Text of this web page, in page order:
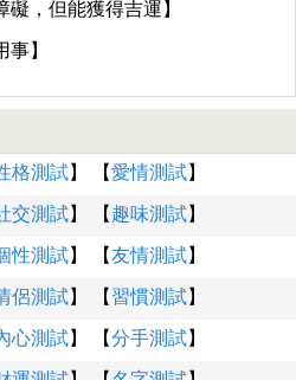
，但能獲得吉運】
】
格測試】 【愛情測試】
交測試】 【 趣味測試】
性測試】 【友情測試】
侶測試】 【 習慣測試】
心測試】 【分手測試】